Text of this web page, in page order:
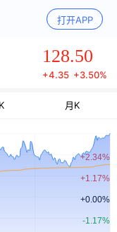
打开APP
128.50
+4.35 +3.50%
月K